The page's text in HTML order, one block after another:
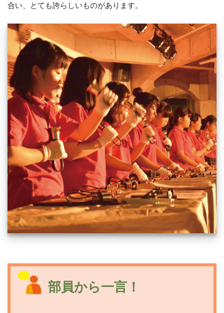
合い、とても誇らしいものがあります。
部員から一言！